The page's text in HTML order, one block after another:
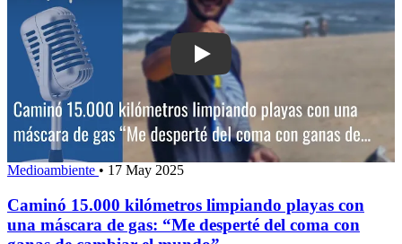
Play: Caminó 15.000 kilómetros
Medioambiente • 17 May 2025
Caminó 15.000 kilómetros limpiando playas con
una máscara de gas: “Me desperté del coma con